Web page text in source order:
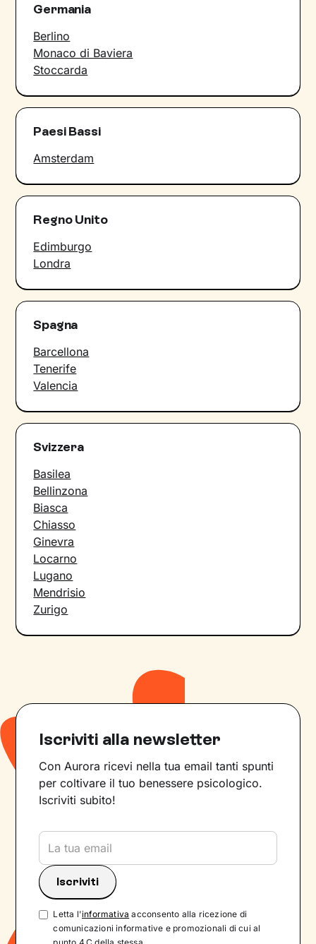
Germania
Berlino
Monaco di Baviera
Stoccarda
Paesi Bassi
Amsterdam
Regno Unito
Edimburgo
Londra
Spagna
Barcellona
Tenerife
Valencia
Svizzera
Basilea
Bellinzona
Biasca
Chiasso
Ginevra
Locarno
Lugano
Mendrisio
Zurigo
Iscriviti alla newsletter
Con Aurora ricevi nella tua email tanti spunti
per coltivare il tuo benessere psicologico.
Iscriviti subito!
Letta l'informativa acconsento alla ricezione di
comunicazioni informative e promozionali di cui al